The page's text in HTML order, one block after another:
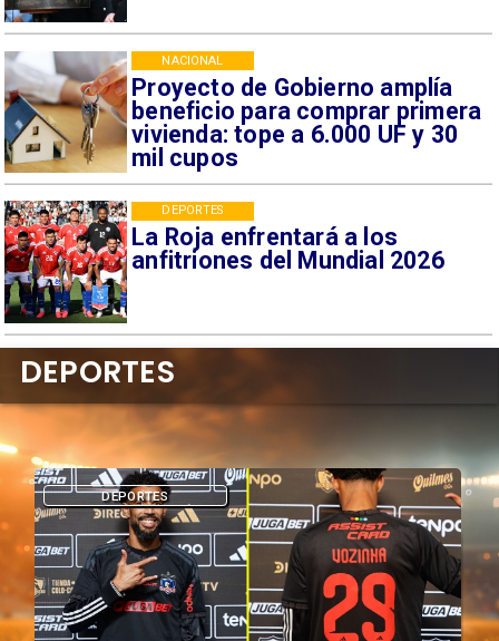
Proyecto de Gobierno amplía
beneficio para comprar primera
vivienda: tope a 6.000 UF y 30
mil cupos
NACIONAL
La Roja enfrentará a los
anfitriones del Mundial 2026
DEPORTES
DEPORTES
DEPORTES